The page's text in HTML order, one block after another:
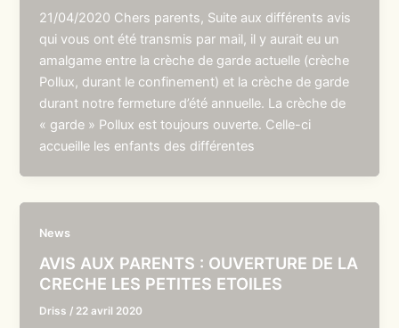
21/04/2020 Chers parents, Suite aux différents avis
qui vous ont été transmis par mail, il y aurait eu un
amalgame entre la crèche de garde actuelle (crèche
Pollux, durant le confinement) et la crèche de garde
durant notre fermeture d’été annuelle. La crèche de
« garde » Pollux est toujours ouverte. Celle-ci
accueille les enfants des différentes
News
AVIS AUX PARENTS : OUVERTURE DE LA
CRECHE LES PETITES ETOILES
Driss / 22 avril 2020